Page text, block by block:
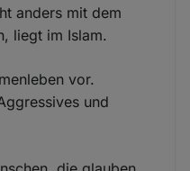
anders mit dem
liegt im Islam.
vor.
und